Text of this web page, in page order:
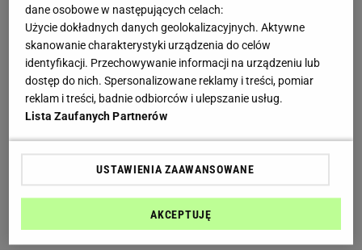
Papryka pomarańczowa- 2/3 szklanki pasków
Papryka czerwona- 2/3 szklanki pasków
Papryka żółta- 2/3 szklanki pasków
Bulion wołowy- 1/2 łyżeczki granulowanego
Woda- 1/3 szklanki
Mleko skondensowane niesłodzone- 1/3 szklanki
- do smarowania patelni
dane osobowe w następujących celach:
Użycie dokładnych danych geolokalizacyjnych. Aktywne
skanowanie charakterystyki urządzenia do celów
identyfikacji. Przechowywanie informacji na urządzeniu lub
dostęp do nich. Spersonalizowane reklamy i treści, pomiar
reklam i treści, badnie odbiorców i ulepszanie usług.
Lista Zaufanych Partnerów
USTAWIENIA ZAAWANSOWANE
AKCEPTUJĘ